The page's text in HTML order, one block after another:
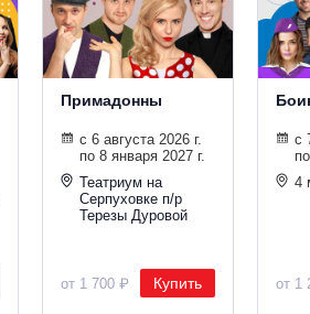
Примадонны
с 6 августа 2026 г.
по 8 января 2027 г.
Театриум на
Серпуховке п/р
Терезы Дуровой
от 1 700 ₽ Купить
с
4
от 1